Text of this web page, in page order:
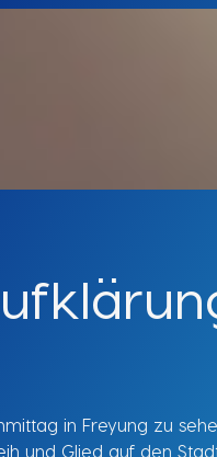
in Freyung zu
und Glied auf den